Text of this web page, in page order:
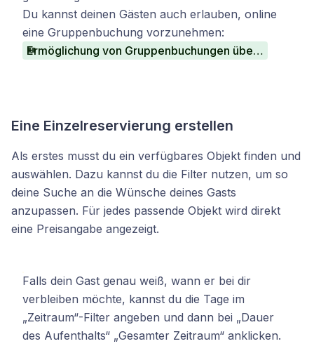
Du kannst deinen Gästen auch erlauben, online
eine Gruppenbuchung vorzunehmen:
Ermöglichung von Gruppenbuchungen über Ihre Website
Eine Einzelreservierung erstellen
Als erstes musst du ein verfügbares Objekt finden und
auswählen. Dazu kannst du die Filter nutzen, um so
deine Suche an die Wünsche deines Gasts
anzupassen. Für jedes passende Objekt wird direkt
eine Preisangabe angezeigt.
Falls dein Gast genau weiß, wann er bei dir
verbleiben möchte, kannst du die Tage im
„Zeitraum“-Filter angeben und dann bei „Dauer
des Aufenthalts“ „Gesamter Zeitraum“ anklicken.